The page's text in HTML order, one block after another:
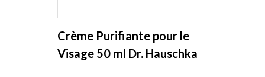
Crème Purifiante pour le
Visage 50 ml Dr. Hauschka